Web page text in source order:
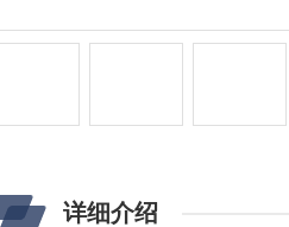
详细介绍